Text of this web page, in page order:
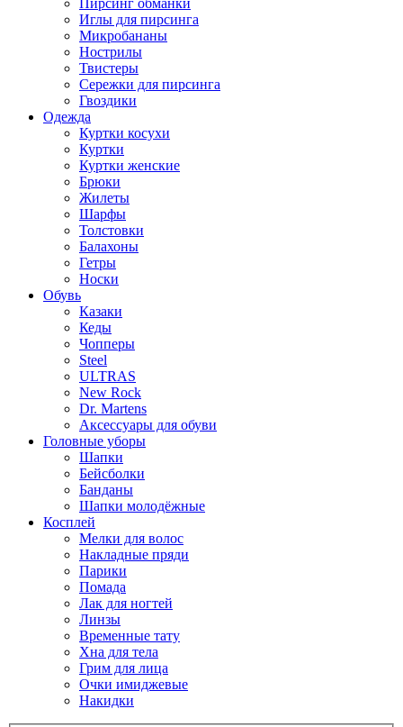
Пирсинг обманки
Иглы для пирсинга
Микробананы
Нострилы
Твистеры
Сережки для пирсинга
Гвоздики
Одежда
Куртки косухи
Куртки
Куртки женские
Брюки
Жилеты
Шарфы
Толстовки
Балахоны
Гетры
Носки
Обувь
Казаки
Кеды
Чопперы
Steel
ULTRAS
New Rock
Dr. Martens
Аксессуары для обуви
Головные уборы
Шапки
Бейсболки
Банданы
Шапки молодёжные
Косплей
Мелки для волос
Накладные пряди
Парики
Помада
Лак для ногтей
Линзы
Временные тату
Хна для тела
Грим для лица
Очки имиджевые
Накидки